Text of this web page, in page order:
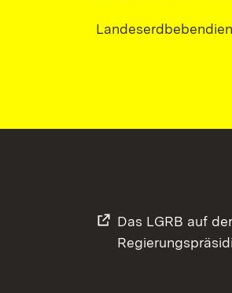
Das LGRB auf